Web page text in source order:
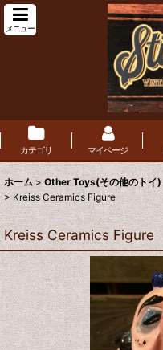
メニュー
カテゴリ マイページ
ホーム > Other Toys(その他のトイ)
> Kreiss Ceramics Figure
Kreiss Ceramics Figure